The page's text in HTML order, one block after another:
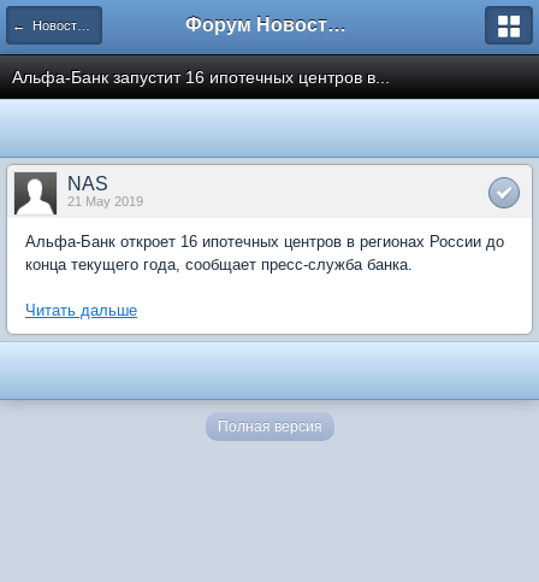
← Новости рынка недвижимости Форум Новостройки
Альфа-Банк запустит 16 ипотечных центров в...
NAS
21 May 2019
Альфа-Банк откроет 16 ипотечных центров в регионах России до
конца текущего года, сообщает пресс-служба банка.
Читать дальше
Полная версия